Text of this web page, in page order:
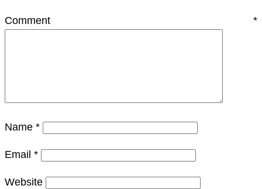
Comment *
Name *
Email *
Website